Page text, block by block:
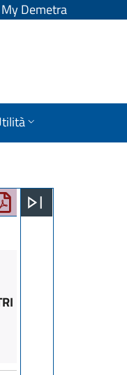
My Demetra